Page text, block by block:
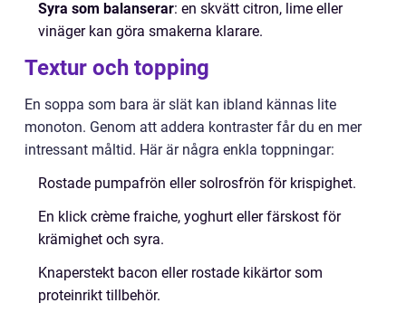
Syra som balanserar: en skvätt citron, lime eller
vinäger kan göra smakerna klarare.
Textur och topping
En soppa som bara är slät kan ibland kännas lite
monoton. Genom att addera kontraster får du en mer
intressant måltid. Här är några enkla toppningar:
Rostade pumpafrön eller solrosfrön för krispighet.
En klick crème fraiche, yoghurt eller färskost för
krämighet och syra.
Knaperstekt bacon eller rostade kikärtor som
proteinrikt tillbehör.